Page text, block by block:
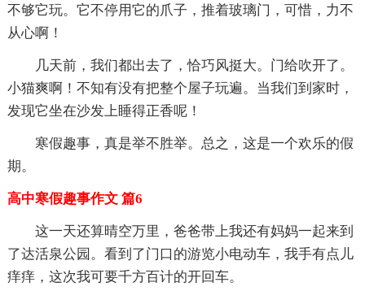
不够它玩。它不停用它的爪子，推着玻璃门，可惜，力不
从心啊！
几天前，我们都出去了，恰巧风挺大。门给吹开了。
小猫爽啊！不知有没有把整个屋子玩遍。当我们到家时，
发现它坐在沙发上睡得正香呢！
寒假趣事，真是举不胜举。总之，这是一个欢乐的假
期。
高中寒假趣事作文 篇6
这一天还算晴空万里，爸爸带上我还有妈妈一起来到
了达活泉公园。看到了门口的游览小电动车，我手有点儿
痒痒，这次我可要千方百计的开回车。